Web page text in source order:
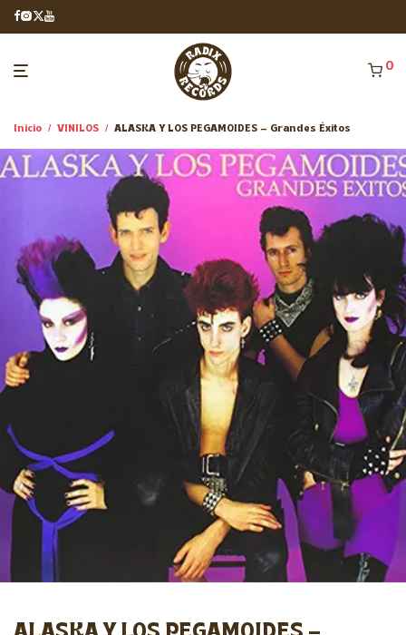
0
Inicio / VINILOS / ALASKA Y LOS PEGAMOIDES – Grandes Éxitos